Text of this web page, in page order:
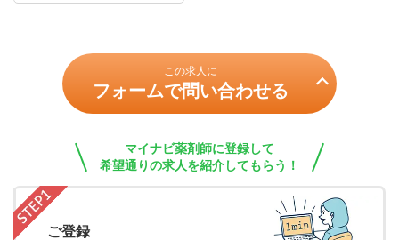
この求人に
フォームで問い合わせる
マイナビ薬剤師に登録して
希望通りの求人を紹介してもらう！
ご登録